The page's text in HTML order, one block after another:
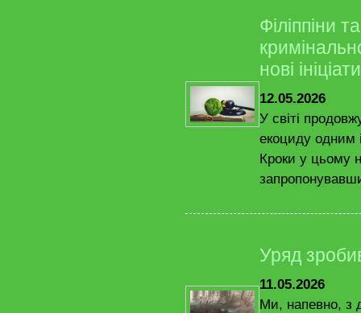
Філіппіни
нові
12.05.2026
У світі
екоциду одним
Кроки у цьому
Уряд
11.05.2026
Ми, напевно, з